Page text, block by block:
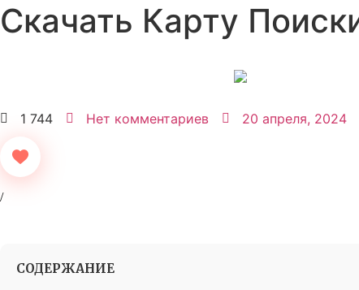
Скачать Карту
1 744 Нет комментариев 20 апреля, 2024
СОДЕРЖАНИЕ